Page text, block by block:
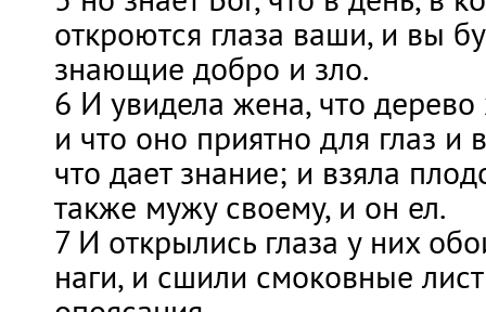
откроются глаза ваши, и вы
знающие добро и зло.
6 И увидела жена, что
и что оно приятно для глаз и
что дает знание; и взяла
также мужу своему, и он ел.
7 И открылись глаза у них
наги, и сшили смоковные